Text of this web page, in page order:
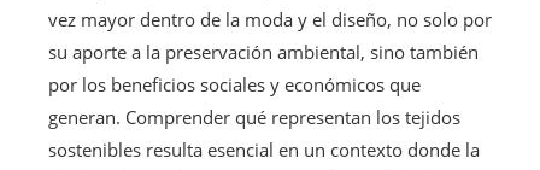
vez mayor dentro de la moda y el diseño, no solo por
su aporte a la preservación ambiental, sino también
por los beneficios sociales y económicos que
generan. Comprender qué representan los tejidos
sostenibles resulta esencial en un contexto donde la